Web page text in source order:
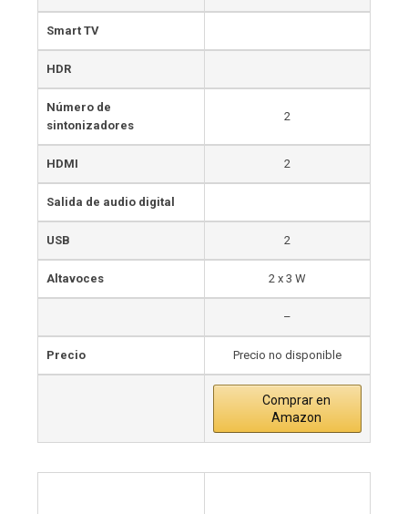
Smart TV
HDR
Número de
sintonizadores
2
HDMI 2
Salida de audio digital
USB 2
Altavoces 2 x 3 W
–
Precio Precio no disponible
Comprar en
Amazon